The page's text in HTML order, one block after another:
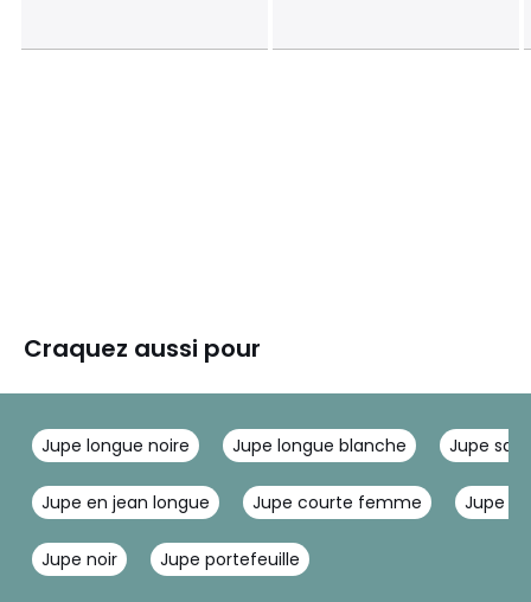
Craquez aussi pour
Jupe longue noire Jupe longue blanche Jupe
Jupe en jean longue Jupe courte femme Jupe
Jupe noir Jupe portefeuille